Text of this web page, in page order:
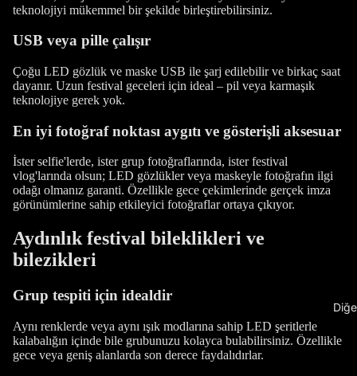
teknolojiyi mükemmel bir şekilde birleştirebilirsiniz.
USB veya pille çalışır
Çoğu LED gözlük ve maske USB ile şarj edilebilir ve birkaç saat
dayanır. Uzun festival geceleri için ideal – pil veya karmaşık
teknolojiye gerek yok.
En iyi fotoğraf noktası aygıtı ve gösterişli aksesuar
İster selfie'lerde, ister grup fotoğraflarında, ister festival
vlog'larında olsun; LED gözlükler veya maskeyle fotoğrafın ilgi
odağı olmanız garanti. Özellikle gece çekimlerinde gerçek imza
görünümlerine sahip etkileyici fotoğraflar ortaya çıkıyor.
Aydınlık festival bileklikleri ve
bilezikleri
Grup tespiti için idealdir
Aynı renklerde veya aynı ışık modlarına sahip LED şeritlerle
kalabalığın içinde bile grubunuzu kolayca bulabilirsiniz. Özellikle
gece veya geniş alanlarda son derece faydalıdırlar.